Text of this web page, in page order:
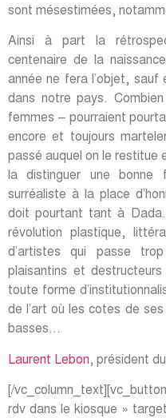
sont mésestimées,
Ainsi à part la
centenaire de la
année ne fera l’objet, sauf
dans notre pays.
femmes – pourraient
encore et toujours
passé auquel on le restitue
la distinguer une bonne
surréaliste à la place
doit pourtant tant à
révolution plastique,
d’artistes qui passe
plaisantins et
toute forme
de l’art où les cotes de
basses…
Laurent Lebon, président du
[/
rdv dans le kiosque »